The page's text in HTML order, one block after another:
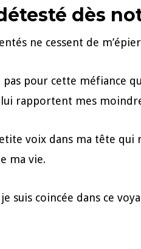
dès
ne cessent de
pas pour cette méfiance
rapportent mes
voix dans ma tête qui
ma vie.
suis coincée dans ce